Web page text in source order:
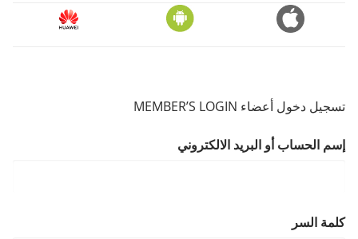
تسجيل دخول أعضاء MEMBER’S LOGIN
إسم الحساب أو البريد الالكتروني
كلمة السر